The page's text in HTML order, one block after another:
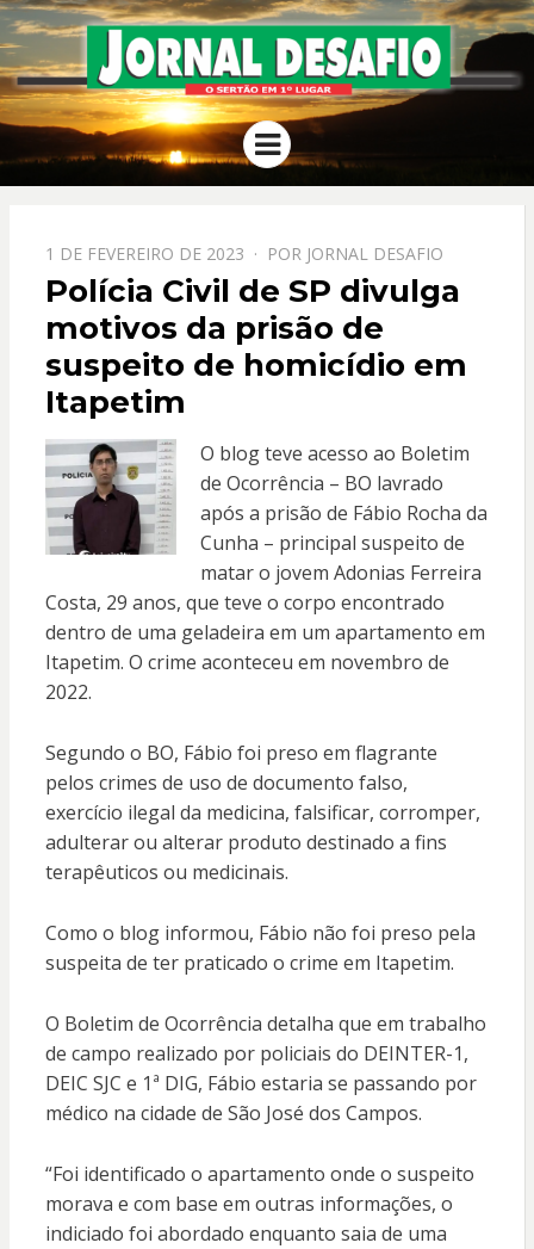
JORNAL
DESAFIO
O Sertão em 1º Lugar
Menu
PPOSTADO
EM
1 DE FEVEREIRO DE 2023 POR JORNAL DESAFIO
Polícia Civil de SP divulga
motivos da prisão de
suspeito de homicídio em
Itapetim
O blog teve acesso ao Boletim
de Ocorrência – BO lavrado
após a prisão de Fábio Rocha da
Cunha – principal suspeito de
matar o jovem Adonias Ferreira
Costa, 29 anos, que teve o corpo encontrado
dentro de uma geladeira em um apartamento em
Itapetim. O crime aconteceu em novembro de
2022.
Segundo o BO, Fábio foi preso em flagrante
pelos crimes de uso de documento falso,
exercício ilegal da medicina, falsificar, corromper,
adulterar ou alterar produto destinado a fins
terapêuticos ou medicinais.
Como o blog informou, Fábio não foi preso pela
suspeita de ter praticado o crime em Itapetim.
O Boletim de Ocorrência detalha que em trabalho
de campo realizado por policiais do DEINTER-1,
DEIC SJC e 1ª DIG, Fábio estaria se passando por
médico na cidade de São José dos Campos.
“Foi identificado o apartamento onde o suspeito
morava e com base em outras informações, o
indiciado foi abordado enquanto saia de uma